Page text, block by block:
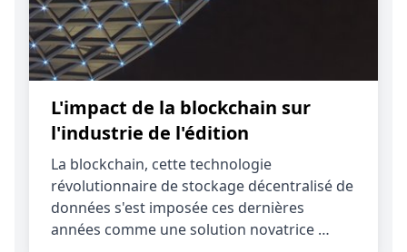
L'impact de la blockchain sur
l'industrie de l'édition
La blockchain, cette technologie
révolutionnaire de stockage décentralisé de
données s'est imposée ces dernières
années comme une solution novatrice …